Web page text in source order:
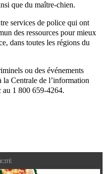
que du maître-chien.
services de police qui ont
des ressources pour mieux
dans toutes les régions du
ou des événements
la Centrale de l’information
au 1 800 659-4264.